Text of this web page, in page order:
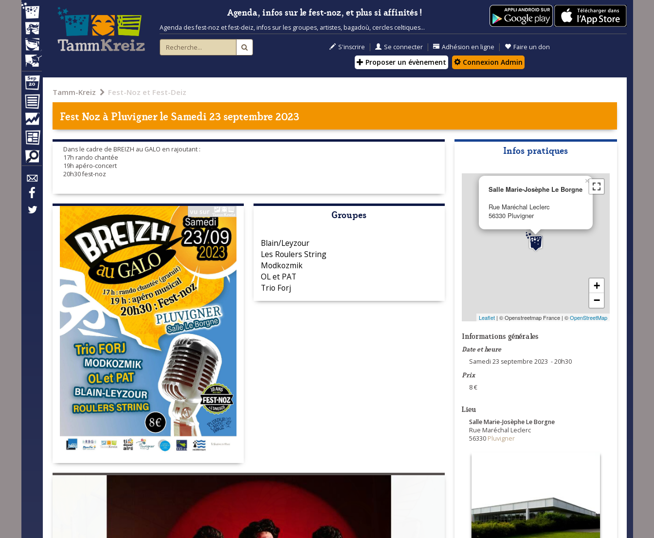
Agenda, infos sur le fest-noz, et plus si affinités !
Agenda des fest-noz et fest-deiz, infos sur les groupes, artistes, bagadoù, cercles celtiques...
S'inscrire | Se connecter | Adhésion en ligne | Faire un don
Proposer un évènement Connexion Admin
Tamm-Kreiz Fest-Noz et Fest-Deiz
Fest Noz àPluvignerle Samedi 23 septembre 2023
Dans le cadre de BREIZH au GALO en rajoutant :
17h rando chantée
19h apéro-concert
20h30 fest-noz
Groupes
Blain/Leyzour
Les Roulers String
Modkozmik
OL et PAT
Trio Forj
Infos pratiques
Salle Marie-Josèphe Le Borgne
Rue Maréchal Leclerc
56330 Pluvigner
×
+
−
Leaflet| © Openstreetmap France | ©OpenStreetMap
Informations générales
Date et heure
Samedi 23 septembre 2023 - 20h30
Prix
8 €
Lieu
Salle Marie-Josèphe Le Borgne
Rue Maréchal Leclerc
56330 Pluvigner